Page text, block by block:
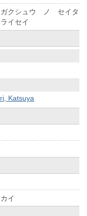
クシュウ ノ セイタ
イセイ
Katsuya
イ